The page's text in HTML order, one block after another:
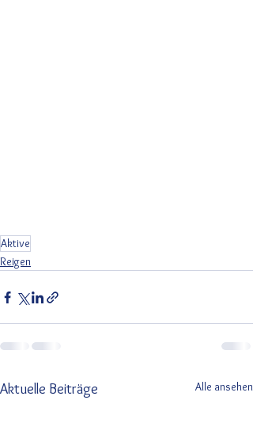
Aktive
Reigen
Aktuelle Beiträge Alle ansehen